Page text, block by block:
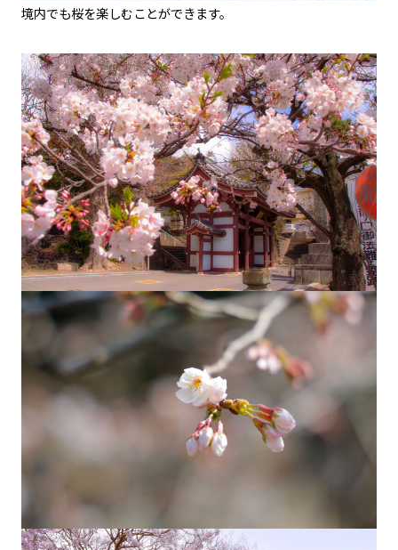
境内でも桜を楽しむことができます。